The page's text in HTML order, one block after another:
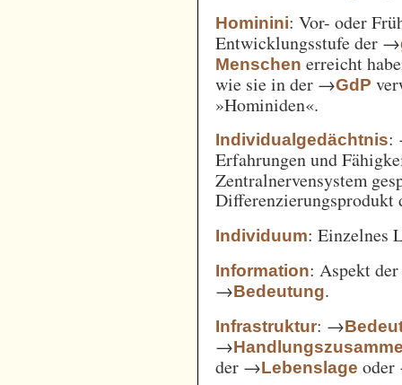
Hominini: Vor- oder
Entwicklungsstufe der →
Menschen erreicht
wie sie in der →GdP
»Hominiden«.
Individualgedächtnis:
Erfahrungen und
Zentralnervensystem
Individuum: Einzelnes
Information: Aspekt
→Bedeutung.
Infrastruktur: →
→
der →Lebenslage